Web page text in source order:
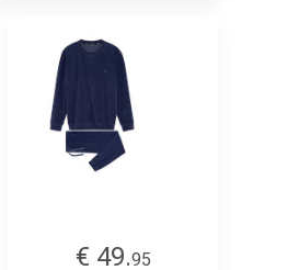
€ 49.95